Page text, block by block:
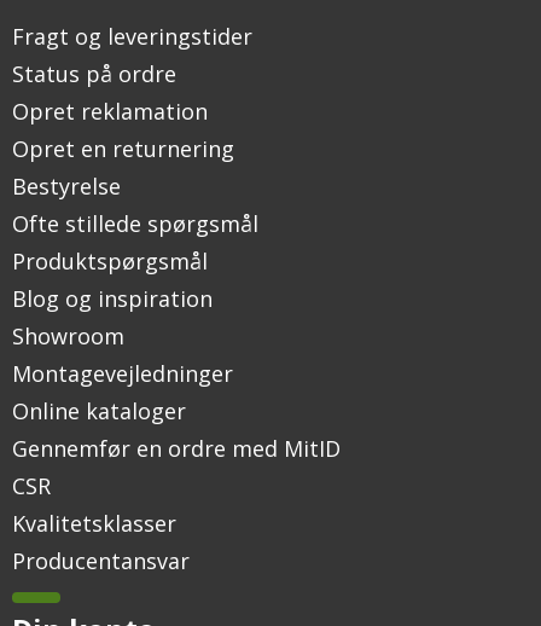
Fragt og leveringstider
Status på ordre
Opret reklamation
Opret en returnering
Bestyrelse
Ofte stillede spørgsmål
Produktspørgsmål
Blog og inspiration
Showroom
Montagevejledninger
Online kataloger
Gennemfør en ordre med MitID
CSR
Kvalitetsklasser
Producentansvar